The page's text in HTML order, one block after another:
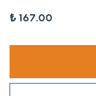
₺ 167.00